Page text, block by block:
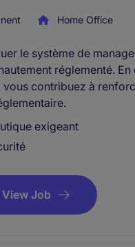
Home Office
le système de
réglementé.
contribuez à
exigeant
View Job